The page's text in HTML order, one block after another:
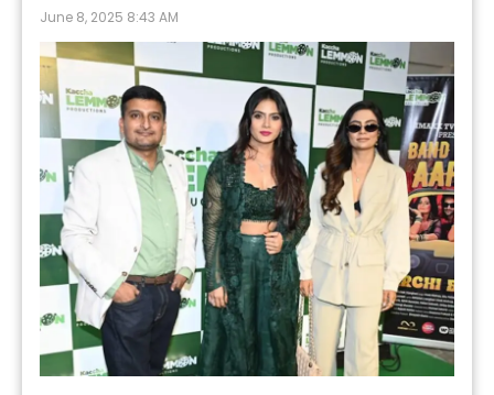
June 8, 2025 8:43 AM